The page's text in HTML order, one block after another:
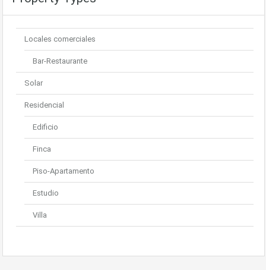
Locales comerciales
Bar-Restaurante
Solar
Residencial
Edificio
Finca
Piso-Apartamento
Estudio
Villa